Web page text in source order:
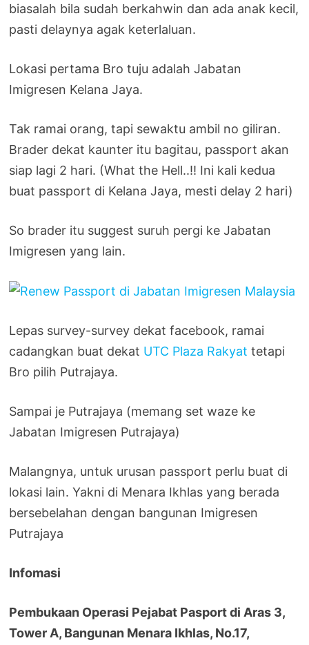
biasalah bila sudah berkahwin dan ada anak kecil,
pasti delaynya agak keterlaluan.
Lokasi pertama Bro tuju adalah Jabatan
Imigresen Kelana Jaya.
Tak ramai orang, tapi sewaktu ambil no giliran.
Brader dekat kaunter itu bagitau, passport akan
siap lagi 2 hari. (What the Hell..!! Ini kali kedua
buat passport di Kelana Jaya, mesti delay 2 hari)
So brader itu suggest suruh pergi ke Jabatan
Imigresen yang lain.
Lepas survey-survey dekat facebook, ramai
cadangkan buat dekat UTC Plaza Rakyat tetapi
Bro pilih Putrajaya.
Sampai je Putrajaya (memang set waze ke
Jabatan Imigresen Putrajaya)
Malangnya, untuk urusan passport perlu buat di
lokasi lain. Yakni di Menara Ikhlas yang berada
bersebelahan dengan bangunan Imigresen
Putrajaya
Infomasi
Pembukaan Operasi Pejabat Pasport di Aras 3,
Tower A, Bangunan Menara Ikhlas, No.17,